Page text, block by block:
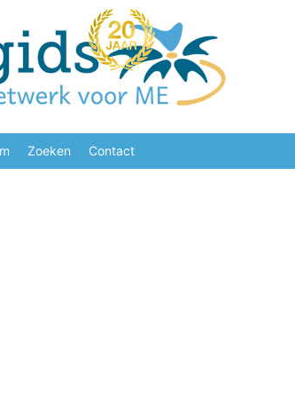
Zoeken Contact